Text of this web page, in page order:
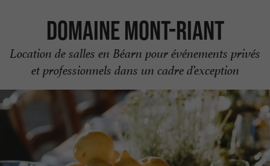
Domaine Mont-Riant
Location de salles en Béarn pour événements privés
et professionnels dans un cadre d’exception